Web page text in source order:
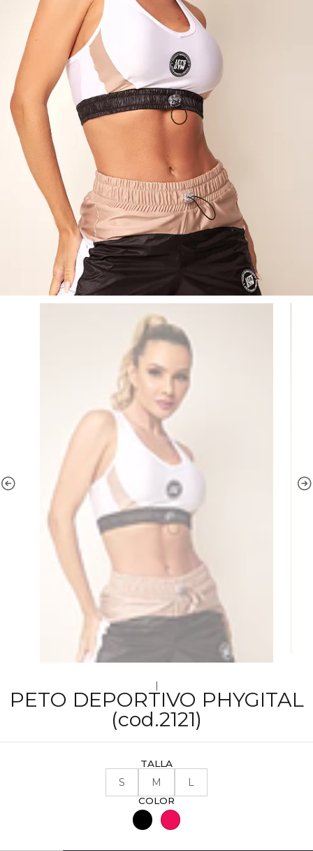
|
PETO DEPORTIVO PHYGITAL
(cod.2121)
TALLA
S M L
COLOR